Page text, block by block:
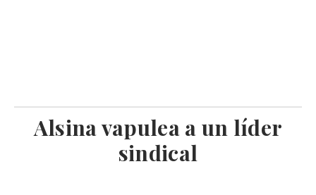
Alsina vapulea a un líder
sindical